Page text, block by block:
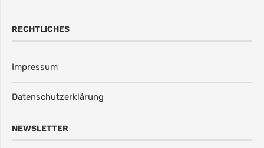
RECHTLICHES
Impressum
Datenschutzerklärung
NEWSLETTER